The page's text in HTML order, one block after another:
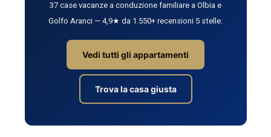
37 case vacanze a conduzione familiare a Olbia e
Golfo Aranci — 4,9★ da 1.550+ recensioni 5 stelle.
Vedi tutti gli appartamenti
Trova la casa giusta